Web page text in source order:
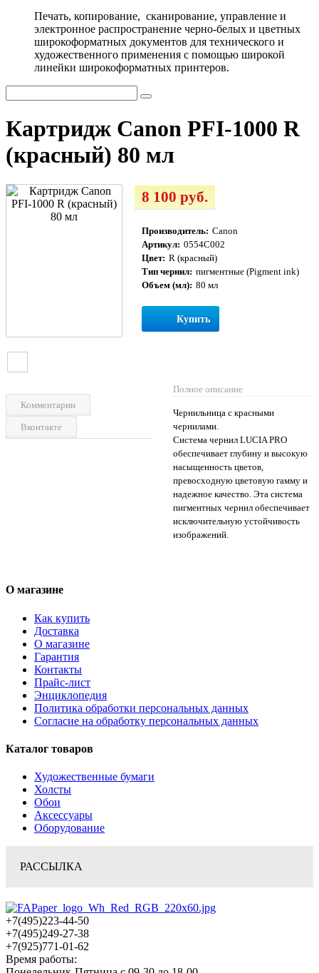
Печать, копирование, сканирование, управление и
электронное распространение черно-белых и цветных
широкоформатных документов для технического и
художественного применения с помощью широкой
линейки широкоформатных принтеров.
Картридж Canon PFI-1000 R
(красный) 80 мл
8 100 руб.
Производитель: Canon
Артикул: 0554C002
Цвет: R (красный)
Тип чернил: пигментные (Pigment ink)
Объем (мл): 80 мл
Купить
Полное описание
Чернильница с красными
чернилами.
Система чернил LUCIA PRO
обеспечивает глубину и высокую
насыщенность цветов,
превосходную цветовую гамму и
надежное качество. Эта система
пигментных чернил обеспечивает
исключительную устойчивость
изображений.
Комментарии
Вконтакте
О магазине
Как купить
Доставка
О магазине
Гарантия
Контакты
Прайс-лист
Энциклопедия
Политика обработки персональных данных
Согласие на обработку персональных данных
Каталог товаров
Художественные бумаги
Холсты
Обои
Аксессуары
Оборудование
РАССЫЛКА
+7(495)223-44-50
+7(495)249-27-38
+7(925)771-01-62
Время работы: